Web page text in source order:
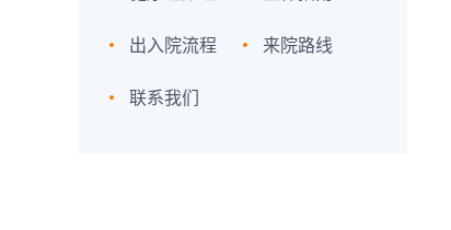
出入院流程 来院路线
联系我们